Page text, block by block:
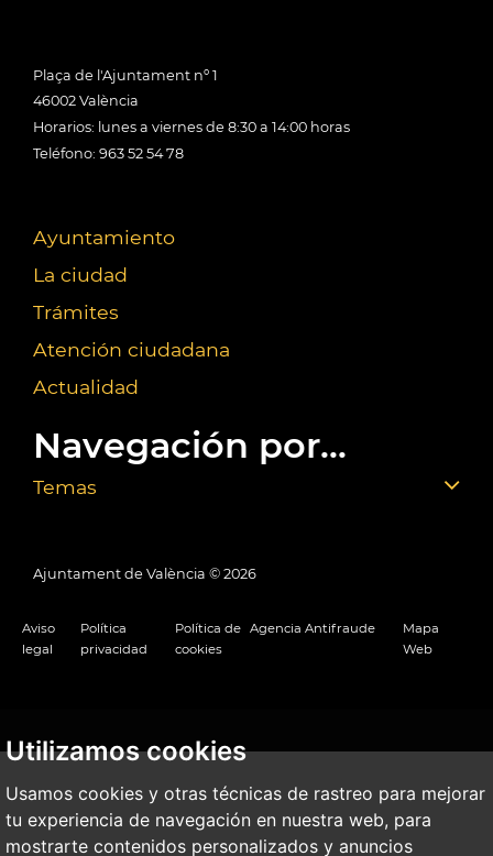
Utilizamos cookies
Usamos cookies y otras técnicas de rastreo para mejorar
tu experiencia de navegación en nuestra web, para
mostrarte contenidos personalizados y anuncios
Plaça de l'Ajuntament nº 1
46002 València
Horarios: lunes a viernes de 8:30 a 14:00 horas
Teléfono: 963 52 54 78
Ayuntamiento
La ciudad
Trámites
Atención ciudadana
Actualidad
Navegación por...
Temas
Ajuntament de València © 2026
Aviso
legal
Política
privacidad
Política de
cookies
Agencia Antifraude
Mapa
Web